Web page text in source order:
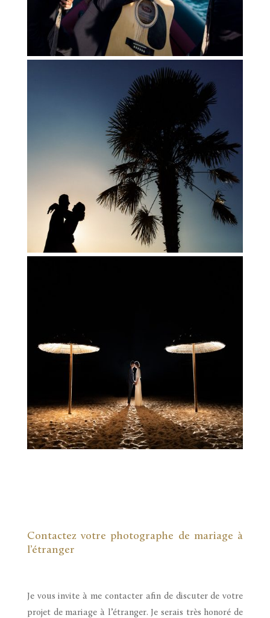
Contactez votre photographe de mariage à
l’étranger
Je vous invite à me contacter afin de discuter de votre
projet de mariage à l’étranger. Je serais très honoré de